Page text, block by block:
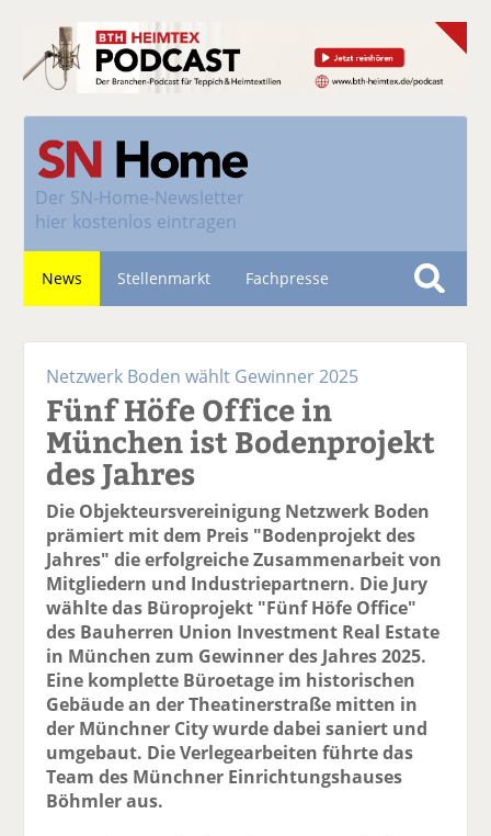
Der SN-Home-Newsletter
hier kostenlos eintragen
News Stellenmarkt Fachpresse
S
Netzwerk Boden wählt Gewinner 2025
Fünf Höfe Office in
München ist Bodenprojekt
des Jahres
Die Objekteursvereinigung Netzwerk Boden
prämiert mit dem Preis "Bodenprojekt des
Jahres" die erfolgreiche Zusammenarbeit von
Mitgliedern und Industriepartnern. Die Jury
wählte das Büroprojekt "Fünf Höfe Office"
des Bauherren Union Investment Real Estate
in München zum Gewinner des Jahres 2025.
Eine komplette Büroetage im historischen
Gebäude an der Theatinerstraße mitten in
der Münchner City wurde dabei saniert und
umgebaut. Die Verlegearbeiten führte das
Team des Münchner Einrichtungshauses
Böhmler aus.